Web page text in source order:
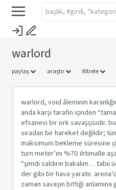
warlord
paylaş araştır filtrele
warlord, void âleminin
anda karşı tarafın içinden
efsanevi bir ork savaşçısıdır.
sıradan bir hareket değildir;
maksimum bekleme süresine
turn meter’ını %70 ihtimalle
“şimdi saldırın bakalım… tabii
der gibi bir hava yaratır.
zaman savaşın bittiği anlamına